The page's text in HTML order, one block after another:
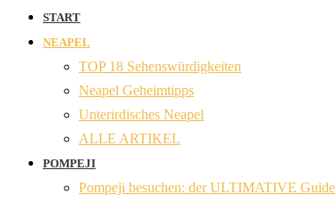
START
NEAPEL
TOP 18 Sehenswürdigkeiten
Neapel Geheimtipps
Unterirdisches Neapel
ALLE ARTIKEL
POMPEJI
Pompeji besuchen: der ULTIMATIVE Guide